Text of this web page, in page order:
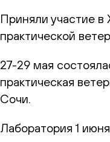
Приняли участие
практической
27-29 мая
практическая
Сочи.
Лаборатория 1